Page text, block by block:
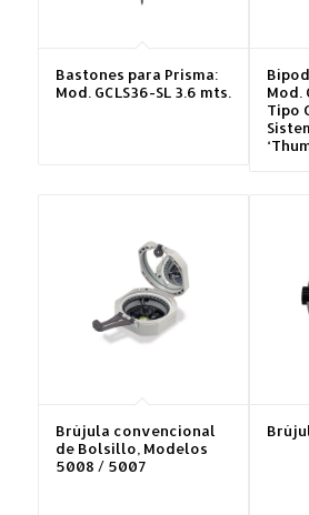
Bastones para Prisma:
Mod. GCLS36-SL 3.6 mts.
Mod.
Tipo
Brújula convencional
de Bolsillo, Modelos
5008 / 5007